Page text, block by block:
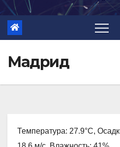
Мадрид
Температура: 27.9°C,